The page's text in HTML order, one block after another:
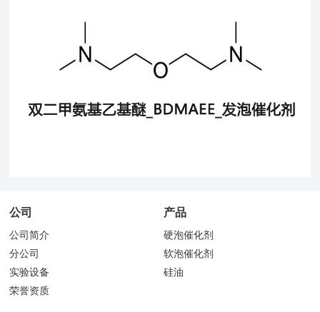
公司
公司简介
分公司
实验设备
荣誉资质
产品
硬泡催化剂
软泡催化剂
硅油